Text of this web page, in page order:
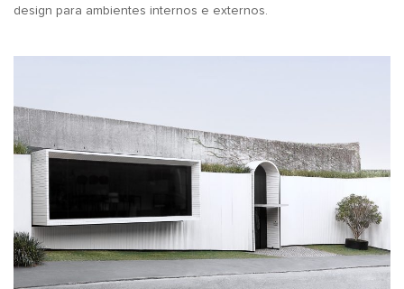
design para ambientes internos e externos.